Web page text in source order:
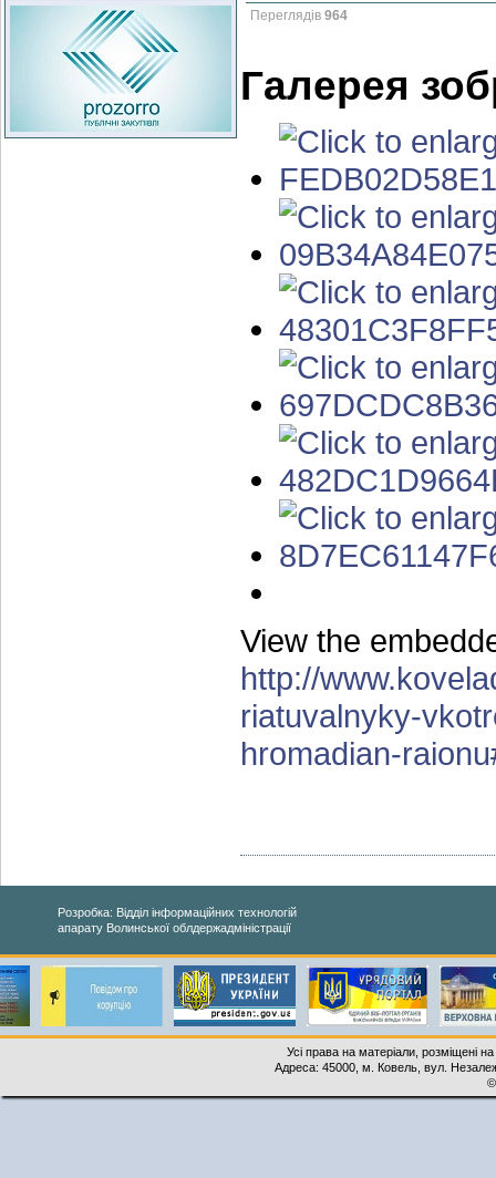
Переглядів 964
Галерея
View the
http://
riatuvalnyky-
hromadian-
Розробка: Відділ інформаційних технологій
апарату Волинської облдержадміністрації
Усі права на матеріали, розміщені
Адреса: 45000, м. Ковель, вул.